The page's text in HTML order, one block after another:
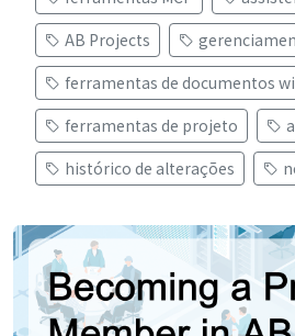
AB Projects
ferramentas de documentos
ferramentas de projeto
histórico de alterações